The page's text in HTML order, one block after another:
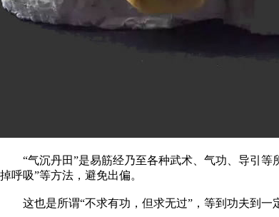
“气沉丹田”是易筋经乃至各种武术、气功、导引等
掉呼吸”等方法，避免出偏。
这也是所谓“不求有功，但求无过”，等到功夫到一